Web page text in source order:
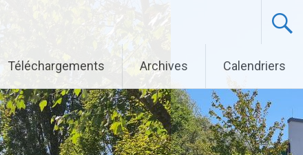
Téléchargements Archives Calendriers